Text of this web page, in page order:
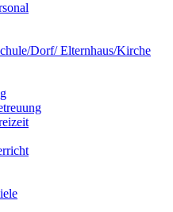
Dorf/ Elternhaus/Kirche